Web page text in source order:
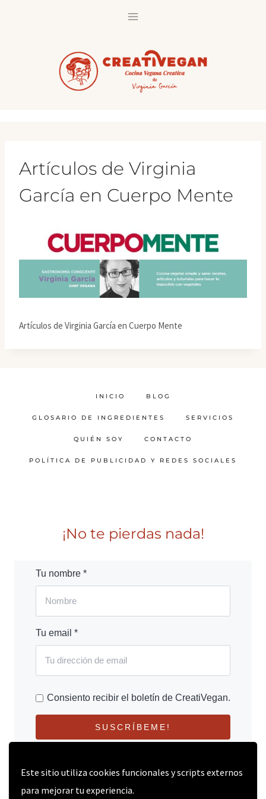
Este sitio utiliza cookies funcionales y scripts externos
para mejorar tu experiencia.
Artículos de Virginia
García en Cuerpo Mente
Artículos de Virginia García en Cuerpo Mente
INICIO BLOG
GLOSARIO DE INGREDIENTES SERVICIOS
QUIÉN SOY CONTACTO
POLÍTICA DE PUBLICIDAD Y REDES SOCIALES
¡No te pierdas nada!
Tu nombre *
Tu email *
Consiento recibir el boletín de CreatiVegan.
SUSCRÍBEME!